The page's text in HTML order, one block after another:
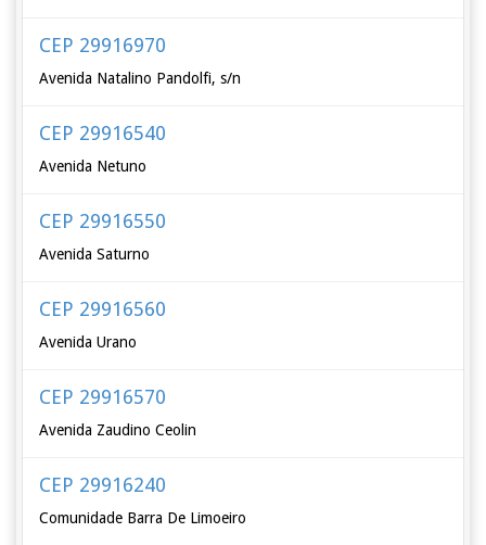
CEP 29916970
Avenida Natalino Pandolfi, s/n
CEP 29916540
Avenida Netuno
CEP 29916550
Avenida Saturno
CEP 29916560
Avenida Urano
CEP 29916570
Avenida Zaudino Ceolin
CEP 29916240
Comunidade Barra De Limoeiro